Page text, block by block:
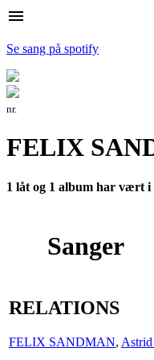
menu
Se sang på spotify
nr.
FELIX
1 låt og 1 album har vært i
Sanger
RELATIONS
FELIX SANDMAN, Astrid